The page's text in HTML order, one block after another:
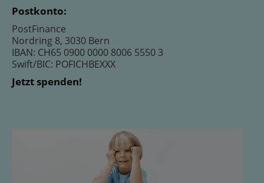
Postkonto:
PostFinance
Nordring 8, 3030 Bern
IBAN: CH65 0900 0000 8006 5550 3
Swift/BIC: POFICHBEXXX
Jetzt spenden!